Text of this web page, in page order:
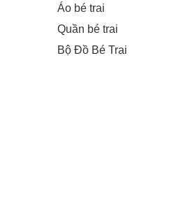
Áo bé trai
Quần bé trai
Bộ Đồ Bé Trai